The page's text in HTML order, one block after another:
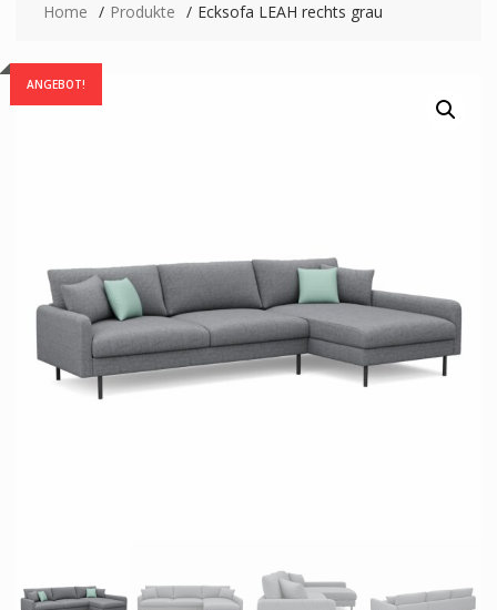
Home Produkte Ecksofa LEAH rechts grau
ANGEBOT!